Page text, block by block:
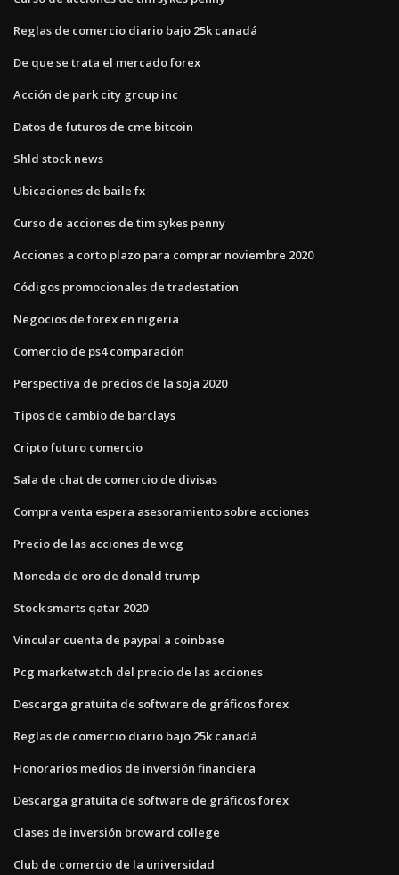
Reglas de comercio diario bajo 25k canadá
De que se trata el mercado forex
Acción de park city group inc
Datos de futuros de cme bitcoin
Shld stock news
Ubicaciones de baile fx
Curso de acciones de tim sykes penny
Acciones a corto plazo para comprar noviembre 2020
Códigos promocionales de tradestation
Negocios de forex en nigeria
Comercio de ps4 comparación
Perspectiva de precios de la soja 2020
Tipos de cambio de barclays
Cripto futuro comercio
Sala de chat de comercio de divisas
Compra venta espera asesoramiento sobre acciones
Precio de las acciones de wcg
Moneda de oro de donald trump
Stock smarts qatar 2020
Vincular cuenta de paypal a coinbase
Pcg marketwatch del precio de las acciones
Descarga gratuita de software de gráficos forex
Reglas de comercio diario bajo 25k canadá
Honorarios medios de inversión financiera
Descarga gratuita de software de gráficos forex
Clases de inversión broward college
Club de comercio de la universidad